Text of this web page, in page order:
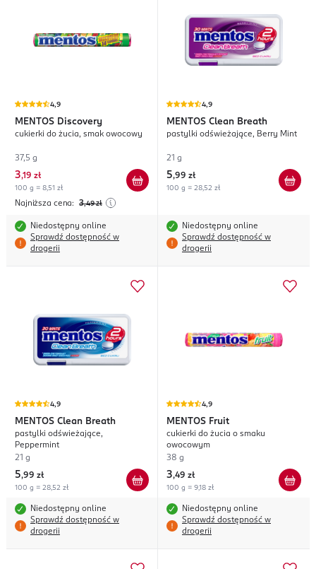
4,9
MENTOS Discovery
cukierki do żucia, smak owocowy
37,5 g
3,19 zł
100 g = 8,51 zł
Najniższa cena: 3,49 zł
Niedostępny online
Sprawdź dostępność w
drogerii
4,9
MENTOS Clean Breath
pastylki odświeżające, Berry Mint
21 g
5,99 zł
100 g = 28,52 zł
Niedostępny online
Sprawdź dostępność w
drogerii
4,9
MENTOS Clean Breath
pastylki odświeżające,
Peppermint
21 g
5,99 zł
100 g = 28,52 zł
Niedostępny online
Sprawdź dostępność w
drogerii
4,9
MENTOS Fruit
cukierki do żucia o smaku
owocowym
38 g
3,49 zł
100 g = 9,18 zł
Niedostępny online
Sprawdź dostępność w
drogerii